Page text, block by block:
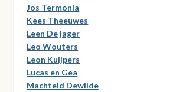
Jos Termonia
Kees Theeuwes
Leen De jager
Leo Wouters
Leon Kuijpers
Lucas en Gea
Machteld Dewilde